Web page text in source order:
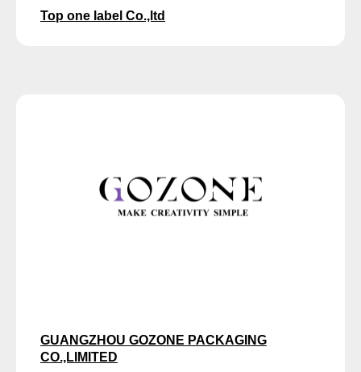
Top one label Co.,ltd
GUANGZHOU GOZONE PACKAGING
CO.,LIMITED